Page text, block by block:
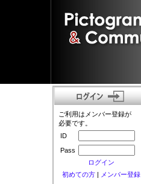
ご利用はメンバー登録が
必要です。
ID
Pass
ログイン
初めての方| メンバー登録